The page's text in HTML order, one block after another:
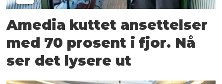
Amedia kuttet ansettelser
med 70 prosent i fjor. Nå
ser det lysere ut